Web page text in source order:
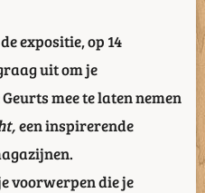
expositie, op 14
uit om je
mee te laten nemen
een inspirerende
voorwerpen die je